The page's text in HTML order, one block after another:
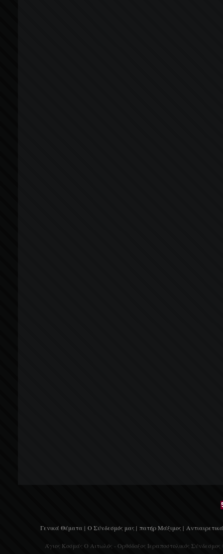
Γενικά Θέματα | Ο Σύνδεσμός μας | πατήρ Μάξιμος |
Άγιος Κοσμάς Ο Αιτωλός - Ορθόδοξος Ιεραποστολικός